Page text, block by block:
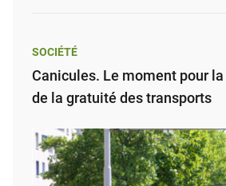
SOCIÉTÉ
Canicules. Le moment pour
de la gratuité des transports